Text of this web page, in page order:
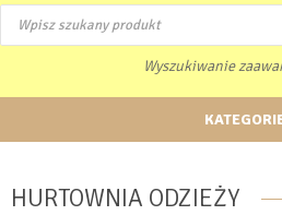
Wyszukiwanie
HURTOWNIA ODZIEŻY